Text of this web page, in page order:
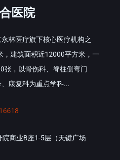
医院
林医疗旗下核心医疗机构之
，建筑面积近12000平方米，一
张，以骨伤科、脊柱侧弯门
康复科为重点学科...
商业B座1-5层（天键广场